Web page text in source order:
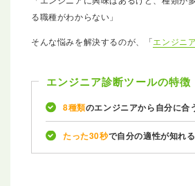
る職種がわからない」
そんな悩みを解決するのが、「エンジニ
エンジニア診断ツールの特徴
8種類のエンジニアから自分に合
たった30秒で自分の適性が知れる